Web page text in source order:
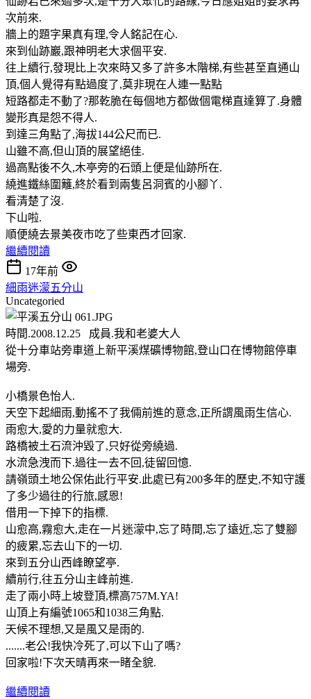
次前來.
牆上的題字果真有理,令人銘記在心.
來到仙跡巖,跟神明老大求個平安.
往上續行,發現比上次來時又多了許多木階梯,有些甚至直通山
頂,個人覺得有點過度了,莫非現在人連一點點
短路都走不動了?那乾脆在每個地方都做個電梯直達算了.身體
變形真是怨不得人.
到達三角點了,海拔144公尺而已.
山雖不高,但山頂的展望絕佳.
過高點後不久,木亭旁的石頭上便是仙跡所在.
繞進鐵絲圍籬,終於看到兩隻呂洞賓的小腳丫.
看清楚了沒.
下山啦.
順便繞去景美夜市吃了些東西才回家.
繼續閱讀
17年前
細雨迷濛五分山
Uncategoried
時間.2008.12.25 成員.我和老婆大人
從十分車站旁車道上新平溪煤礦博物館,登山口在博物館停車
場旁.
小橋景色怡人.
天空下起細雨,動搖不了我倆前進的意念,正所謂風雨生信心.
雨愈大,愛的力量就愈大.
路橋被土石流沖毀了,只好從旁繞過.
水流急洩而下.過往一去不回,徒留回憶.
請嶺頭土地公保佑此行平安.此處已有200多年的歷史,不知守護
了多少過往的行旅,感恩!
借用一下掉下的指標.
山愈高,霧愈大,走在一片迷濛中,忘了時間,忘了遠近,忘了雙腳
的疲累,忘去山下的一切.
來到五分山西峰瞭望亭.
續前行,往五分山主峰前進.
走了兩小時上坡登頂,標高757M.YA!
山頂上有編號1065和1038三角點.
天候不理想,又是風又是雨的.
.......老公!我快冷死了,可以下山了嗎?
回家啦!下次天晴再來一睹全貌.
繼續閱讀